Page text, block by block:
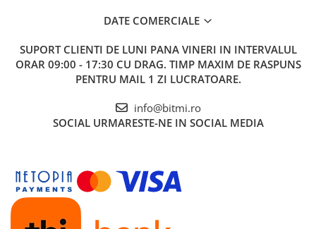
DATE COMERCIALE
SUPORT CLIENTI DE LUNI PANA VINERI IN INTERVALUL
ORAR 09:00 - 17:30 CU DRAG. TIMP MAXIM DE RASPUNS
PENTRU MAIL 1 ZI LUCRATOARE.
info@bitmi.ro
SOCIAL URMARESTE-NE IN SOCIAL MEDIA